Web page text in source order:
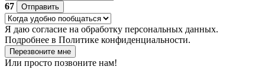
67
Отправить
Я даю согласие на обработку персональных данных.
Подробнее в Политике конфиденциальности.
Перезвоните мне
Или просто позвоните нам!